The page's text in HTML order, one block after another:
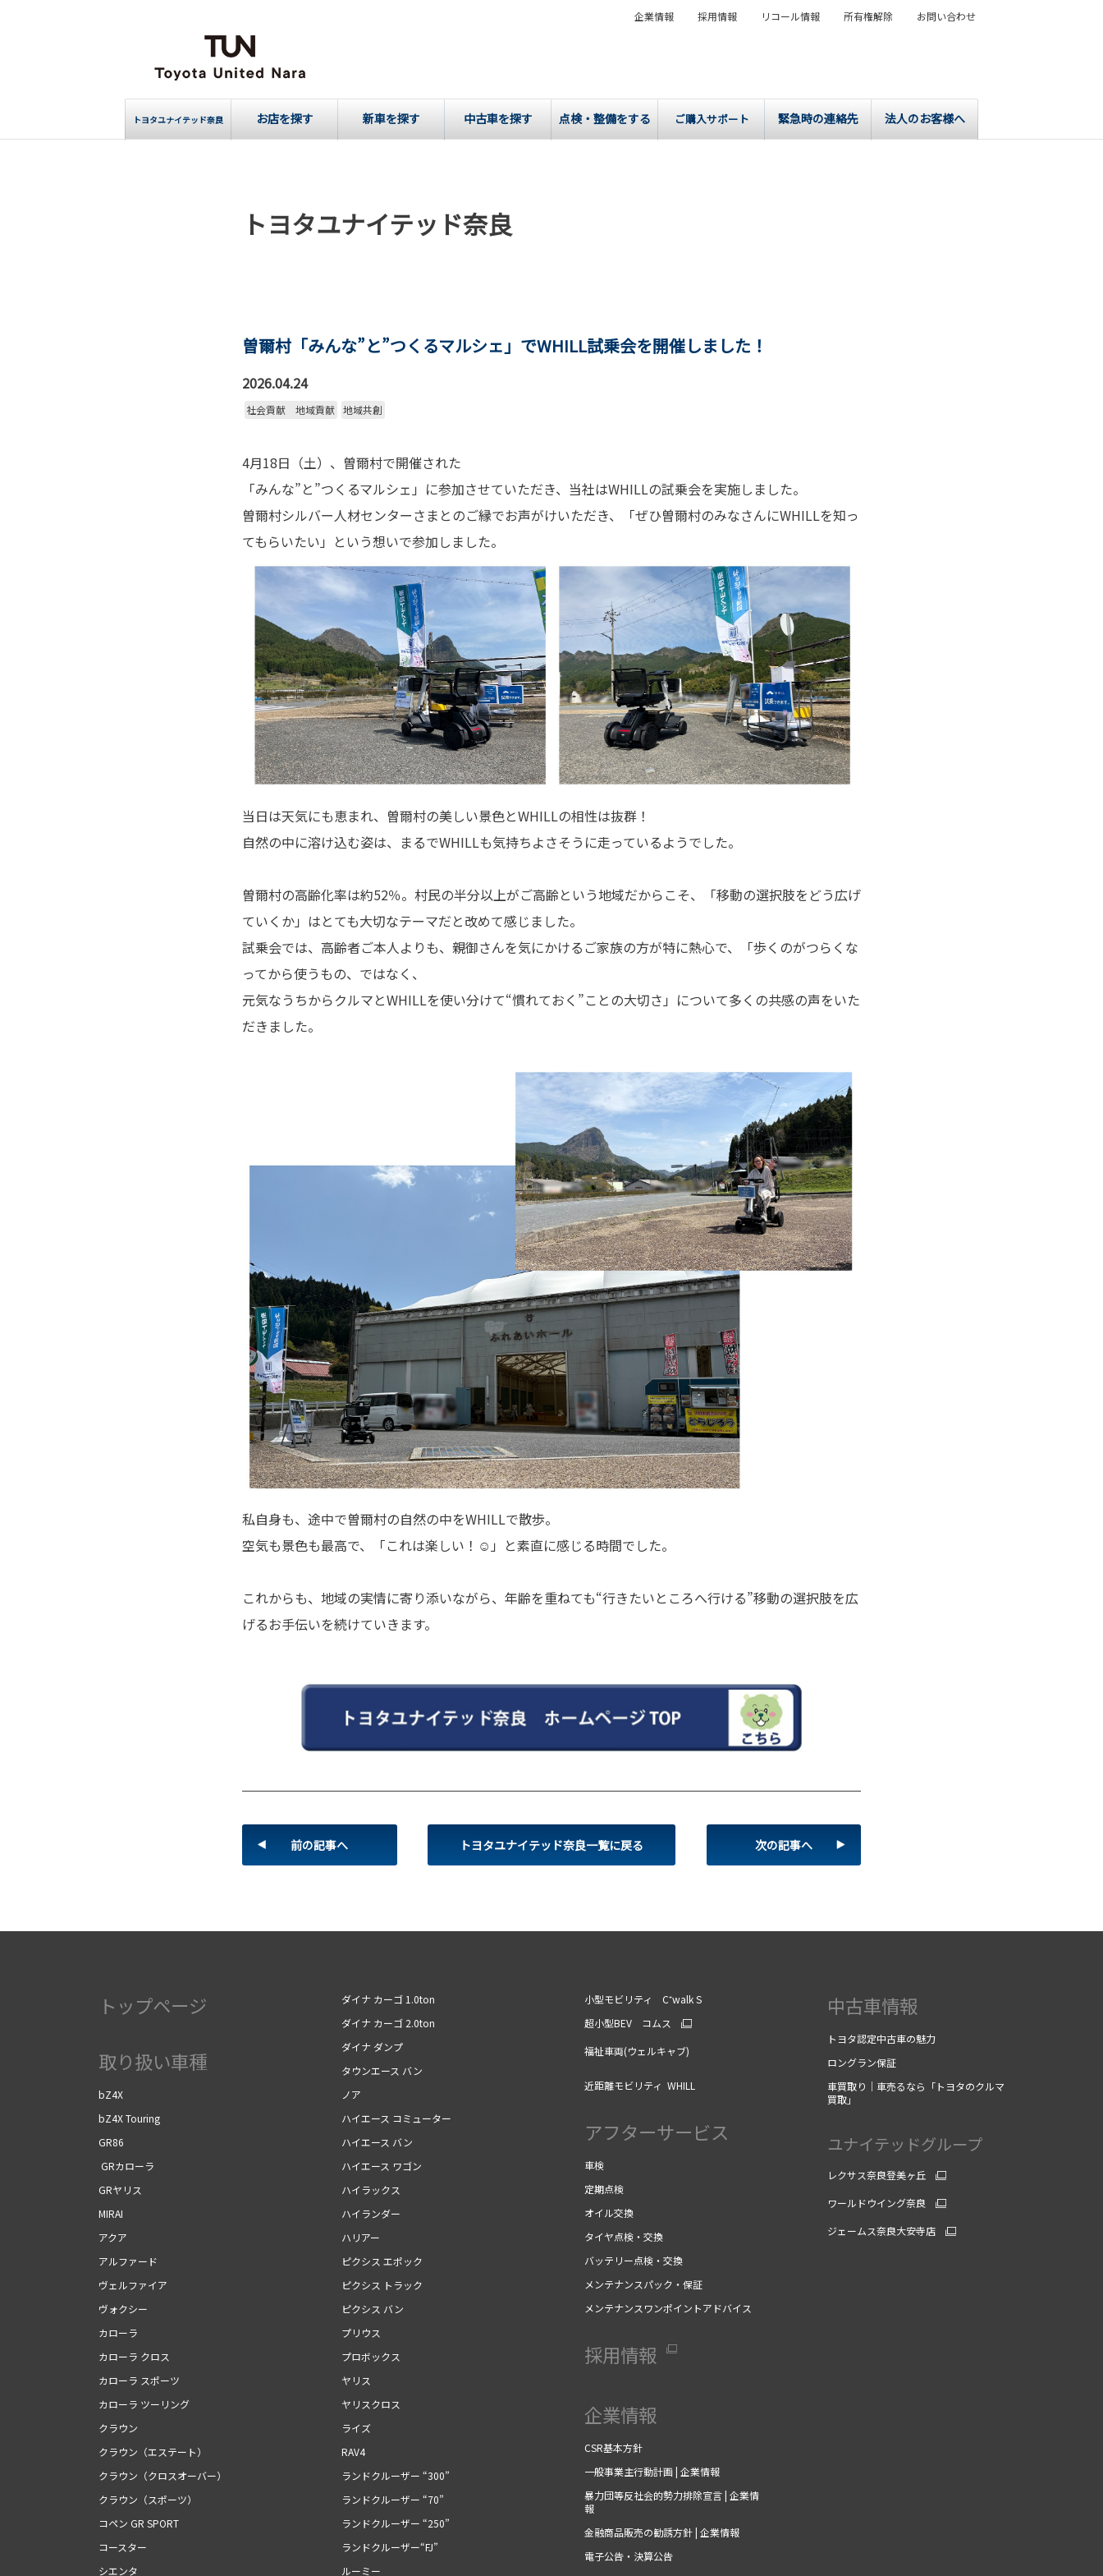
トヨタユナイテッド奈良 お店を探す 新車を探す 中古車を探す 点検・整備をする ご購入サポート 緊急時の連絡先 法人のお客様へ
企業情報 採用情報 リコール情報 所有権解除 お問い合わせ
トヨタユナイテッド奈良
曽爾村「みんな”と”つくるマルシェ」でWHILL試乗会を開催しました！
2026.04.24
社会貢献 地域貢献 地域共創
4月18日（土）、曽爾村で開催された
「みんな”と”つくるマルシェ」に参加させていただき、当社はWHILLの試乗会を実施しました。
曽爾村シルバー人材センターさまとのご縁でお声がけいただき、「ぜひ曽爾村のみなさんにWHILLを知っ
てもらいたい」という想いで参加しました。
当日は天気にも恵まれ、曽爾村の美しい景色とWHILLの相性は抜群！
自然の中に溶け込む姿は、まるでWHILLも気持ちよさそうに走っているようでした。
曽爾村の高齢化率は約52％。村民の半分以上がご高齢という地域だからこそ、「移動の選択肢をどう広げ
ていくか」はとても大切なテーマだと改めて感じました。
試乗会では、高齢者ご本人よりも、親御さんを気にかけるご家族の方が特に熱心で、「歩くのがつらくな
ってから使うもの、ではなく、
元気なうちからクルマとWHILLを使い分けて“慣れておく”ことの大切さ」について多くの共感の声をいた
だきました。
私自身も、途中で曽爾村の自然の中をWHILLで散歩。
空気も景色も最高で、「これは楽しい！☺」と素直に感じる時間でした。
これからも、地域の実情に寄り添いながら、年齢を重ねても“行きたいところへ行ける”移動の選択肢を広
げるお手伝いを続けていきます。
前の記事へ トヨタユナイテッド奈良一覧に戻る 次の記事へ
トップページ
取り扱い車種
bZ4X
bZ4X Touring
GR86
GRカローラ
GRヤリス
MIRAI
アクア
アルファード
ヴェルファイア
ヴォクシー
カローラ
カローラ クロス
カローラ スポーツ
カローラ ツーリング
クラウン
クラウン（エステート）
クラウン（クロスオーバー）
クラウン（スポーツ）
コペン GR SPORT
コースター
シエンタ
ダイナ カーゴ 1.0ton
ダイナ カーゴ 2.0ton
ダイナ ダンプ
タウンエース バン
ノア
ハイエース コミューター
ハイエース バン
ハイエース ワゴン
ハイラックス
ハイランダー
ハリアー
ピクシス エポック
ピクシス トラック
ピクシス バン
プリウス
プロボックス
ヤリス
ヤリスクロス
ライズ
RAV4
ランドクルーザー “300”
ランドクルーザー “70”
ランドクルーザー “250”
ランドクルーザー“FJ”
ルーミー
小型モビリティ C⁺walk S
超小型BEV コムス
福祉車両(ウェルキャブ)
近距離モビリティ WHILL
アフターサービス
車検
定期点検
オイル交換
タイヤ点検・交換
バッテリー点検・交換
メンテナンスパック・保証
メンテナンスワンポイントアドバイス
採用情報
企業情報
CSR基本方針
一般事業主行動計画 | 企業情報
暴力団等反社会的勢力排除宣言 | 企業情
報
金融商品販売の勧誘方針 | 企業情報
電子公告・決算公告
中古車情報
トヨタ認定中古車の魅力
ロングラン保証
車買取り｜車売るなら「トヨタのクルマ
買取」
ユナイテッドグループ
レクサス奈良登美ヶ丘
ワールドウイング奈良
ジェームス奈良大安寺店